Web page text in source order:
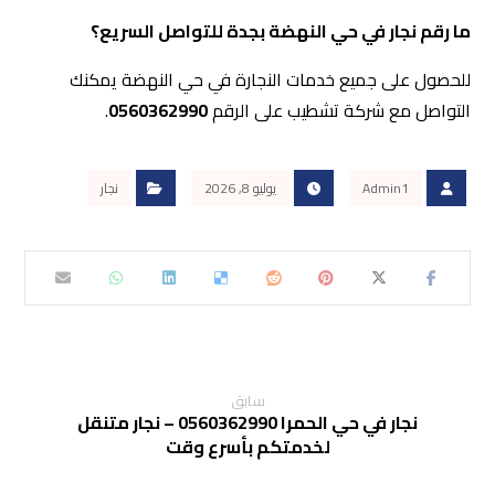
ما رقم نجار في حي النهضة بجدة للتواصل السريع؟
للحصول على جميع خدمات النجارة في حي النهضة يمكنك
التواصل مع شركة تشطيب على الرقم0560362990
.
Admin1 يوليو 8, 2026 نجار
سابق
نجار في حي الحمرا 0560362990 – نجار متنقل
لخدمتكم بأسرع وقت